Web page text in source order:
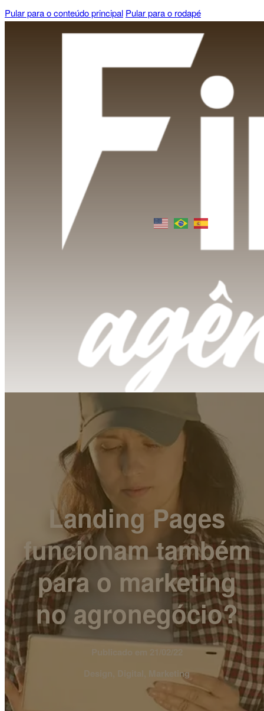
Pular para o conteúdo principal Pular para o rodapé
Landing Pages
funcionam também
para o marketing
no agronegócio?
Design, Digital, Marketing